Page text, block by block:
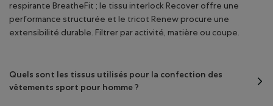
respirante BreatheFit ; le tissu interlock Recover offre une
performance structurée et le tricot Renew procure une
extensibilité durable. Filtrer par activité, matière ou coupe.
Quels sont les tissus utilisés pour la confection des
vêtements sport pour homme ?